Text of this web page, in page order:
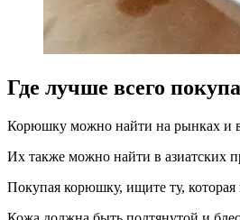
Где лучше всего
Корюшку можно найти на рынках и в
Их также можно найти в азиатских
Покупая корюшку, ищите ту,